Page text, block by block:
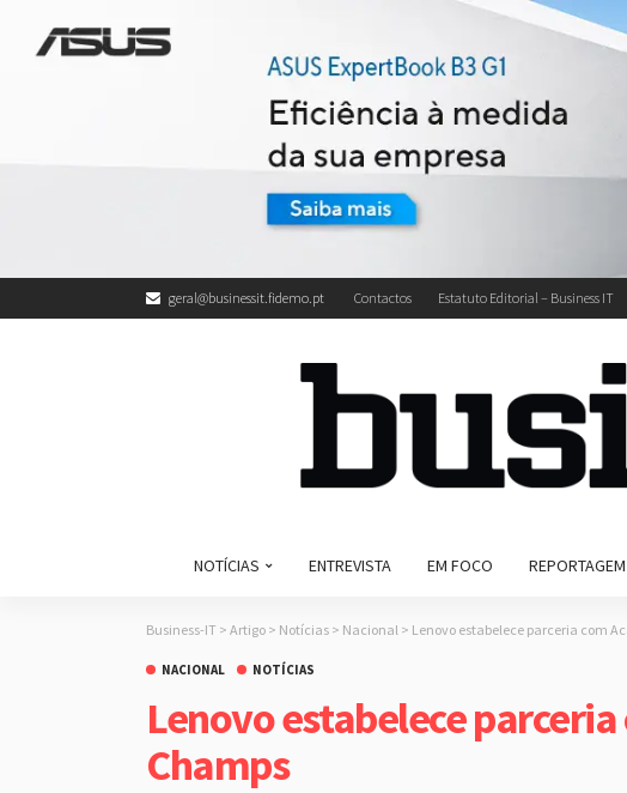
geral@businessit.fidemo.pt Contactos Estatuto Editorial – Business IT
NOTÍCIAS ENTREVISTA EM FOCO REPORTAGEM
Business-IT > Artigo > Notícias > Nacional > Lenovo estabelece parceria com
NACIONAL NOTÍCIAS
Lenovo estabelece
Champs